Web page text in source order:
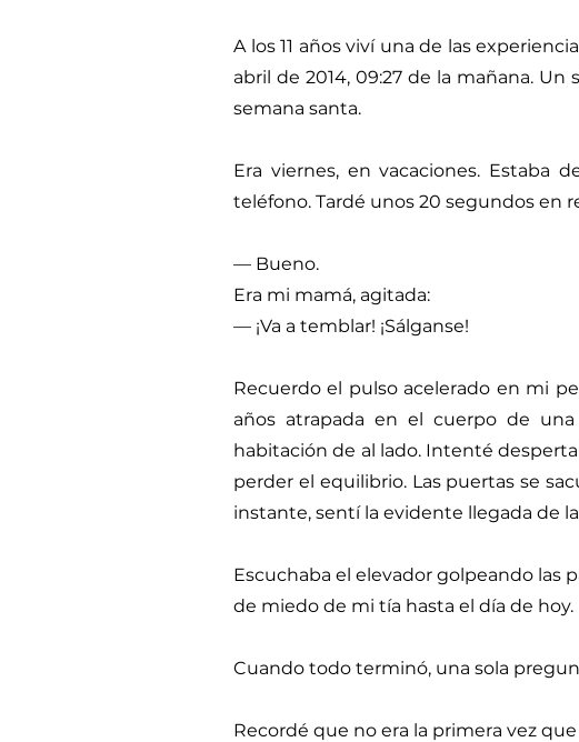
A los 11 años viví una de las
abril de 2014, 09:27 de la mañana.
semana santa.
Era viernes, en vacaciones. Estaba
teléfono. Tardé unos 20 segundos en
— Bueno.
Era mi mamá, agitada:
— ¡Va a temblar! ¡Sálganse!
Recuerdo el pulso acelerado en mi
años atrapada en el cuerpo de
habitación de al lado. Intenté
perder el equilibrio. Las puertas se
instante, sentí la evidente llegada de
Escuchaba el elevador golpeando las
de miedo de mi tía hasta el día de hoy.
Cuando todo terminó, una sola
Recordé que no era la primera vez